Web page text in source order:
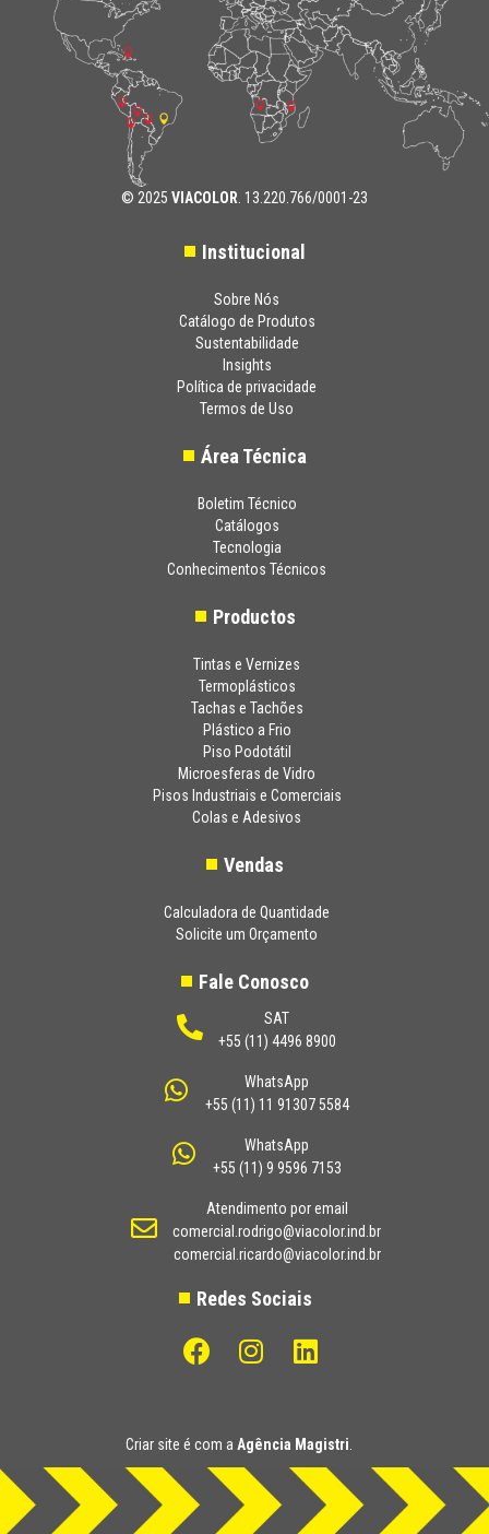
© 2025 VIACOLOR. 13.220.766/0001-23
Institucional
Sobre Nós
Catálogo de Produtos
Sustentabilidade
Insights
Política de privacidade
Termos de Uso
Área Técnica
Boletim Técnico
Catálogos
Tecnologia
Conhecimentos Técnicos
Productos
Tintas e Vernizes
Termoplásticos
Tachas e Tachões
Plástico a Frio
Piso Podotátil
Microesferas de Vidro
Pisos Industriais e Comerciais
Colas e Adesivos
Vendas
Calculadora de Quantidade
Solicite um Orçamento
Fale Conosco
SAT
+55 (11) 4496 8900
WhatsApp
+55 (11) 11 91307 5584
WhatsApp
+55 (11) 9 9596 7153
Atendimento por email
comercial.rodrigo@viacolor.ind.br
comercial.ricardo@viacolor.ind.br
Redes Sociais
Criar site é com a Agência Magistri